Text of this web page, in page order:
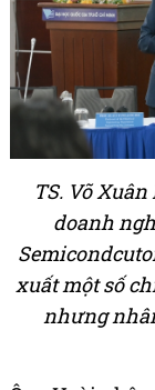
TS. Võ
doanh
xuất một số
nhưng